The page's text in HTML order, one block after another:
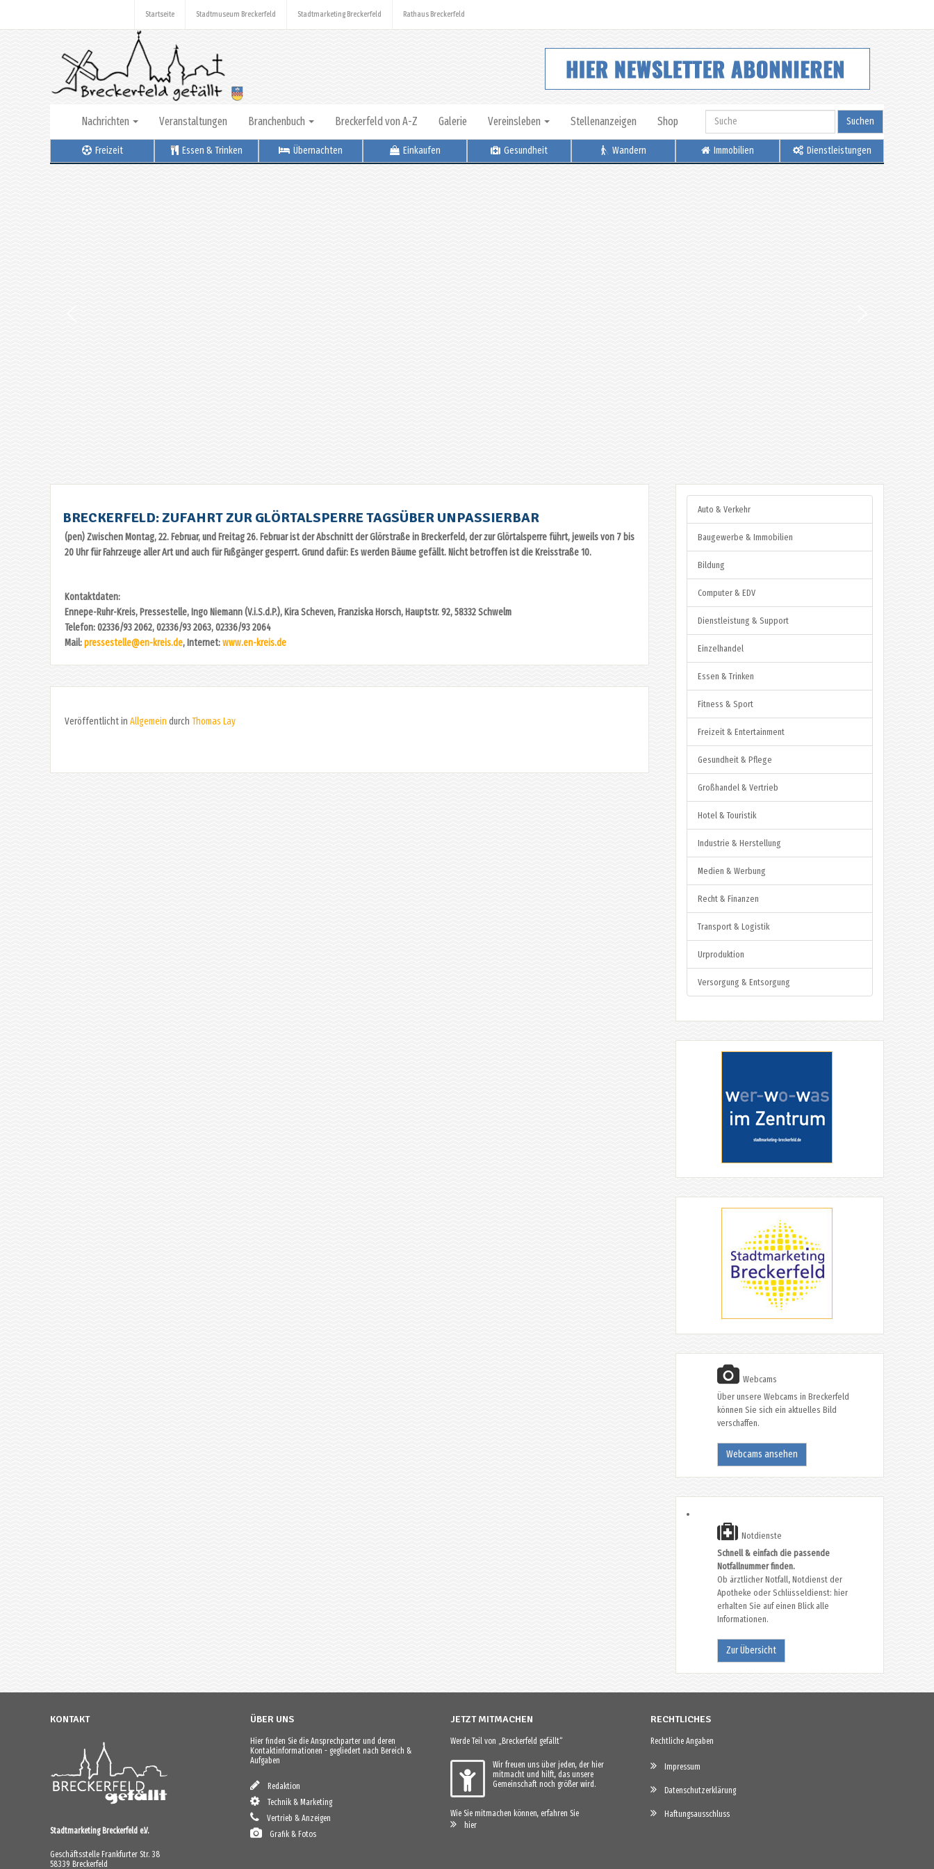
Startseite Stadtmuseum Breckerfeld Stadtmarketing Breckerfeld Rathaus Breckerfeld
Nachrichten Veranstaltungen Branchenbuch Breckerfeld von A-Z Galerie Vereinsleben Stellenanzeigen Shop Suchen
Freizeit Essen & Trinken Übernachten Einkaufen Gesundheit Wandern Immobilien Dienstleistungen
BRECKERFELD: ZUFAHRT ZUR GLÖRTALSPERRE TAGSÜBER UNPASSIERBAR
(pen) Zwischen Montag, 22. Februar, und Freitag 26. Februar ist der Abschnitt der Glörstraße in Breckerfeld, der zur Glörtalsperre führt, jeweils von 7 bis
20 Uhr für Fahrzeuge aller Art und auch für Fußgänger gesperrt. Grund dafür: Es werden Bäume gefällt. Nicht betroffen ist die Kreisstraße 10.
Kontaktdaten:
Ennepe-Ruhr-Kreis, Pressestelle, Ingo Niemann (V.i.S.d.P.), Kira Scheven, Franziska Horsch, Hauptstr. 92, 58332 Schwelm
Telefon: 02336/93 2062, 02336/93 2063, 02336/93 2064
Mail:pressestelle@en-kreis.de, Internet:www.en-kreis.de
Veröffentlicht in Allgemein durch Thomas Lay
Auto & Verkehr
Baugewerbe & Immobilien
Bildung
Computer & EDV
Dienstleistung & Support
Einzelhandel
Essen & Trinken
Fitness & Sport
Freizeit & Entertainment
Gesundheit & Pflege
Großhandel & Vertrieb
Hotel & Touristik
Industrie & Herstellung
Medien & Werbung
Recht & Finanzen
Transport & Logistik
Urproduktion
Versorgung & Entsorgung
Webcams
Über unsere Webcams in Breckerfeld
können Sie sich ein aktuelles Bild
verschaffen.
Webcams ansehen
Notdienste
Schnell & einfach die passende
Notfallnummer finden.
Ob ärztlicher Notfall, Notdienst der
Apotheke oder Schlüsseldienst: hier
erhalten Sie auf einen Blick alle
Informationen.
Zur Übersicht
KONTAKT
Stadtmarketing Breckerfeld e.V.
Geschäftsstelle Frankfurter Str. 38
58339 Breckerfeld
ÜBER UNS
Hier finden Sie die Ansprechparter und deren
Kontaktinformationen - gegliedert nach Bereich &
Aufgaben
Redaktion
Technik & Marketing
Vertrieb & Anzeigen
Grafik & Fotos
JETZT MITMACHEN
Werde Teil von „Breckerfeld gefällt“
Wir freuen uns über jeden, der hier
mitmacht und hilft, das unsere
Gemeinschaft noch größer wird.
Wie Sie mitmachen können, erfahren Sie
hier
RECHTLICHES
Rechtliche Angaben
Impressum
Datenschutzerklärung
Haftungsausschluss